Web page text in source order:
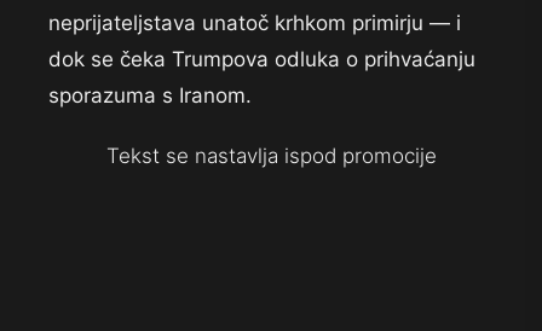
neprijateljstava unatoč krhkom primirju — i
dok se čeka Trumpova odluka o prihvaćanju
sporazuma s Iranom.
Tekst se nastavlja ispod promocije